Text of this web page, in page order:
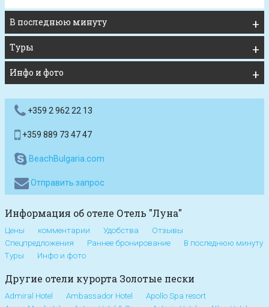
В последнюю минуту
Туры
Инфо и фото
+359 2 962 22 13
+359 889 73 47 47
BeachBulgaria.com
Отправить запрос
Информация об отеле Отель "Луна"
Цены комментарии Удобства
Отзывы
Спецпредложения
Раннее бронирование
В последнюю минуту
Туры
Инфо и фото
Другие отели курорта Золотые пески
Admiral Hotel Ambassador Hotel
Apollo Spa resort